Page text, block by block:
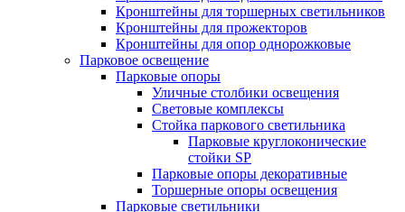
Кронштейны для торшерных светильников
Кронштейны для прожекторов
Кронштейны для опор однорожковые
Парковое освещение
Парковые опоры
Уличные столбики освещения
Световые комплексы
Стойка паркового светильника
Парковые круглоконические
стойки SP
Парковые опоры декоративные
Торшерные опоры освещения
Парковые светильники